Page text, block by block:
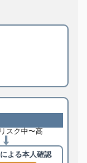
スク中〜高
よる本人確認